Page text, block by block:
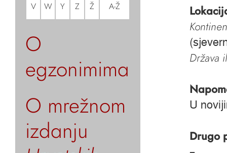
V W Y Z Ž A-Ž
O
egzonimima
O mrežnom
izdanju
Država
U
Drugo